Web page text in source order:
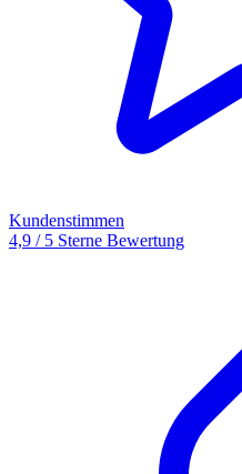
Kundenstimmen
4,9 / 5 Sterne Bewertung